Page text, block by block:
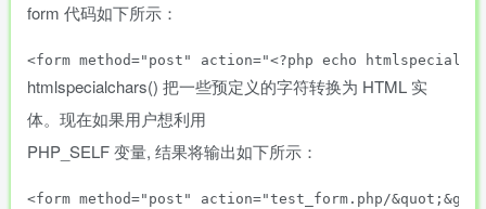
form 代码如下所示：
htmlspecialchars() 把一些预定义的字符转换为 HTML 实
体。现在如果用户想利用
PHP_SELF 变量, 结果将输出如下所示：